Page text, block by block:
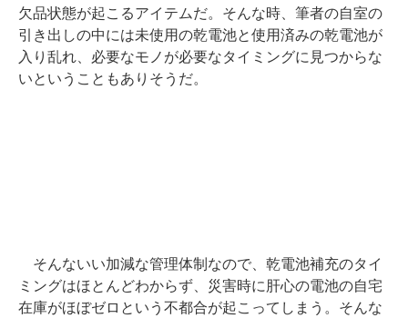
欠品状態が起こるアイテムだ。そんな時、筆者の自室の
引き出しの中には未使用の乾電池と使用済みの乾電池が
入り乱れ、必要なモノが必要なタイミングに見つからな
いということもありそうだ。
そんないい加減な管理体制なので、乾電池補充のタイ
ミングはほとんどわからず、災害時に肝心の電池の自宅
在庫がほぼゼロという不都合が起こってしまう。そんな